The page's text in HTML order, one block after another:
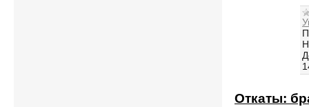
Откаты: